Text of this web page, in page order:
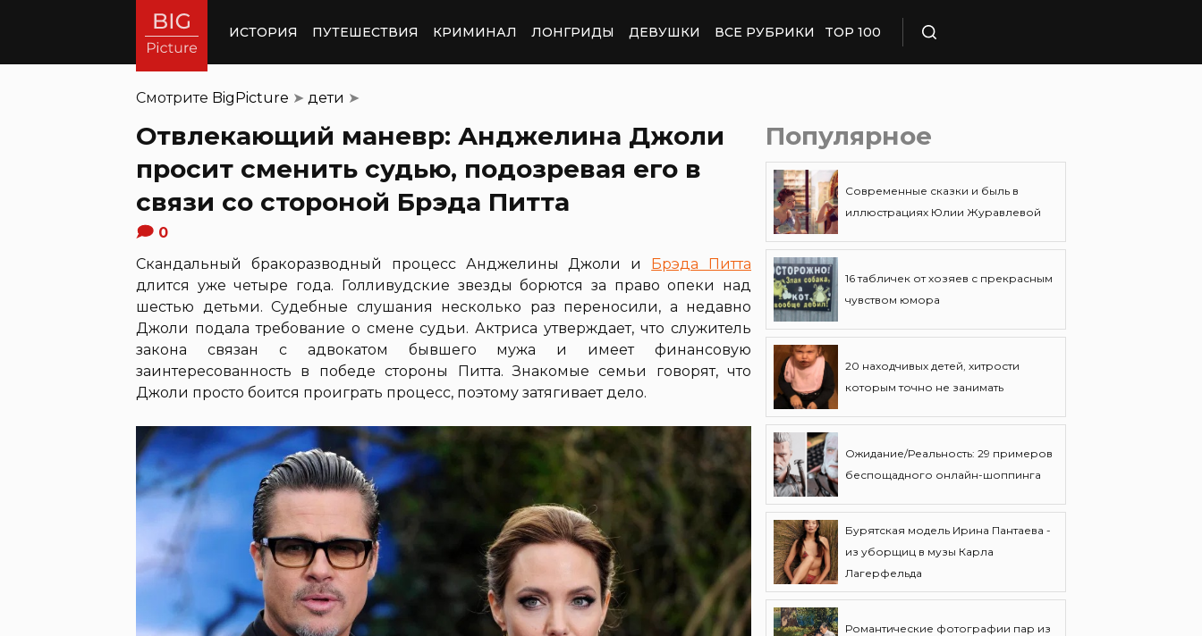
ИСТОРИЯ ПУТЕШЕСТВИЯ КРИМИНАЛ ЛОНГРИДЫ ДЕВУШКИ ВСЕ РУБРИКИ TOP 100
Смотрите BigPicture ➤ дети ➤
Отвлекающий маневр: Анджелина Джоли
просит сменить судью, подозревая его в
связи со стороной Брэда Питта
0
Скандальный бракоразводный процесс Анджелины Джоли и Брэда Питта
длится уже четыре года. Голливудские звезды борются за право опеки над
шестью детьми. Судебные слушания несколько раз переносили, а недавно
Джоли подала требование о смене судьи. Актриса утверждает, что служитель
закона связан с адвокатом бывшего мужа и имеет финансовую
заинтересованность в победе стороны Питта. Знакомые семьи говорят, что
Джоли просто боится проиграть процесс, поэтому затягивает дело.
Популярное
Современные сказки и быль в
иллюстрациях Юлии Журавлевой
16 табличек от хозяев с прекрасным
чувством юмора
20 находчивых детей, хитрости
которым точно не занимать
Ожидание/Реальность: 29 примеров
беспощадного онлайн-шоппинга
Бурятская модель Ирина Пантаева -
из уборщиц в музы Карла
Лагерфельда
Романтические фотографии пар из